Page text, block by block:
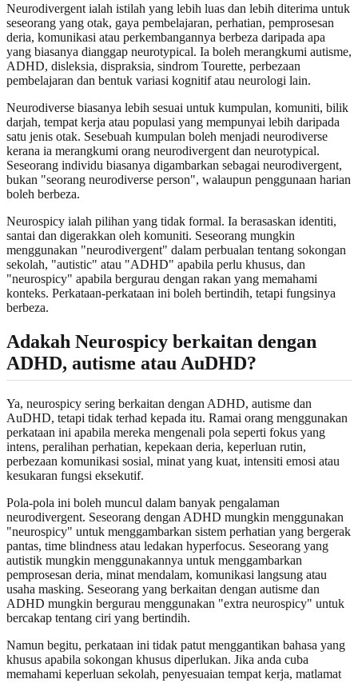
Neurodivergent ialah istilah yang lebih luas dan lebih diterima untuk
seseorang yang otak, gaya pembelajaran, perhatian, pemprosesan
deria, komunikasi atau perkembangannya berbeza daripada apa
yang biasanya dianggap neurotypical. Ia boleh merangkumi autisme,
ADHD, disleksia, dispraksia, sindrom Tourette, perbezaan
pembelajaran dan bentuk variasi kognitif atau neurologi lain.
Neurodiverse biasanya lebih sesuai untuk kumpulan, komuniti, bilik
darjah, tempat kerja atau populasi yang mempunyai lebih daripada
satu jenis otak. Sesebuah kumpulan boleh menjadi neurodiverse
kerana ia merangkumi orang neurodivergent dan neurotypical.
Seseorang individu biasanya digambarkan sebagai neurodivergent,
bukan "seorang neurodiverse person", walaupun penggunaan harian
boleh berbeza.
Neurospicy ialah pilihan yang tidak formal. Ia berasaskan identiti,
santai dan digerakkan oleh komuniti. Seseorang mungkin
menggunakan "neurodivergent" dalam perbualan tentang sokongan
sekolah, "autistic" atau "ADHD" apabila perlu khusus, dan
"neurospicy" apabila bergurau dengan rakan yang memahami
konteks. Perkataan-perkataan ini boleh bertindih, tetapi fungsinya
berbeza.
Adakah Neurospicy berkaitan dengan
ADHD, autisme atau AuDHD?
Ya, neurospicy sering berkaitan dengan ADHD, autisme dan
AuDHD, tetapi tidak terhad kepada itu. Ramai orang menggunakan
perkataan ini apabila mereka mengenali pola seperti fokus yang
intens, peralihan perhatian, kepekaan deria, keperluan rutin,
perbezaan komunikasi sosial, minat yang kuat, intensiti emosi atau
kesukaran fungsi eksekutif.
Pola-pola ini boleh muncul dalam banyak pengalaman
neurodivergent. Seseorang dengan ADHD mungkin menggunakan
"neurospicy" untuk menggambarkan sistem perhatian yang bergerak
pantas, time blindness atau ledakan hyperfocus. Seseorang yang
autistik mungkin menggunakannya untuk menggambarkan
pemprosesan deria, minat mendalam, komunikasi langsung atau
usaha masking. Seseorang yang berkaitan dengan autisme dan
ADHD mungkin bergurau menggunakan "extra neurospicy" untuk
bercakap tentang ciri yang bertindih.
Namun begitu, perkataan ini tidak patut menggantikan bahasa yang
khusus apabila sokongan khusus diperlukan. Jika anda cuba
memahami keperluan sekolah, penyesuaian tempat kerja, matlamat